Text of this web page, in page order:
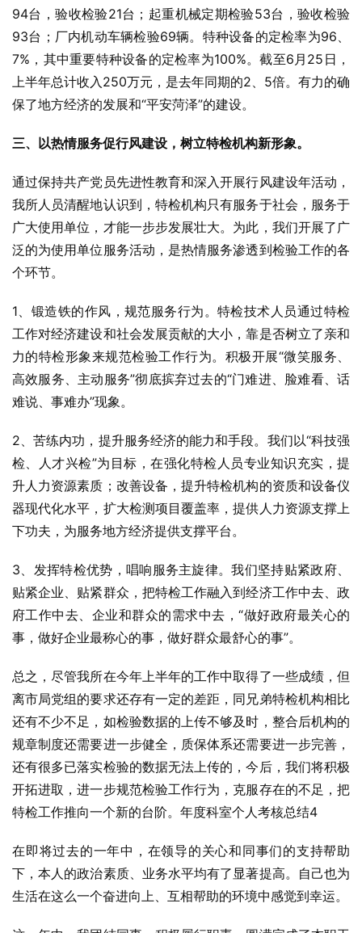
94台，验收检验21台；起重机械定期检验53台，验收检验
93台；厂内机动车辆检验69辆。特种设备的定检率为96、
7%，其中重要特种设备的定检率为100%。截至6月25日，
上半年总计收入250万元，是去年同期的2、5倍。有力的确
保了地方经济的发展和“平安菏泽”的建设。
三、以热情服务促行风建设，树立特检机构新形象。
通过保持共产党员先进性教育和深入开展行风建设年活动，
我所人员清醒地认识到，特检机构只有服务于社会，服务于
广大使用单位，才能一步步发展壮大。为此，我们开展了广
泛的为使用单位服务活动，是热情服务渗透到检验工作的各
个环节。
1、锻造铁的作风，规范服务行为。特检技术人员通过特检
工作对经济建设和社会发展贡献的大小，靠是否树立了亲和
力的特检形象来规范检验工作行为。积极开展“微笑服务、
高效服务、主动服务”彻底摈弃过去的“门难进、脸难看、话
难说、事难办”现象。
2、苦练内功，提升服务经济的能力和手段。我们以“科技强
检、人才兴检”为目标，在强化特检人员专业知识充实，提
升人力资源素质；改善设备，提升特检机构的资质和设备仪
器现代化水平，扩大检测项目覆盖率，提供人力资源支撑上
下功夫，为服务地方经济提供支撑平台。
3、发挥特检优势，唱响服务主旋律。我们坚持贴紧政府、
贴紧企业、贴紧群众，把特检工作融入到经济工作中去、政
府工作中去、企业和群众的需求中去，“做好政府最关心的
事，做好企业最称心的事，做好群众最舒心的事”。
总之，尽管我所在今年上半年的工作中取得了一些成绩，但
离市局党组的要求还存有一定的差距，同兄弟特检机构相比
还有不少不足，如检验数据的上传不够及时，整合后机构的
规章制度还需要进一步健全，质保体系还需要进一步完善，
还有很多已落实检验的数据无法上传的，今后，我们将积极
开拓进取，进一步规范检验工作行为，克服存在的不足，把
特检工作推向一个新的台阶。年度科室个人考核总结4
在即将过去的一年中，在领导的关心和同事们的支持帮助
下，本人的政治素质、业务水平均有了显著提高。自己也为
生活在这么一个奋进向上、互相帮助的环境中感觉到幸运。